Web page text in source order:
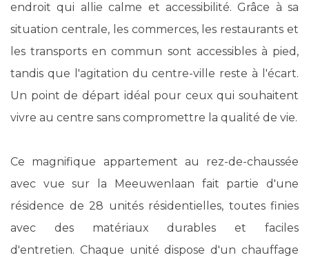
endroit qui allie calme et accessibilité. Grâce à sa
situation centrale, les commerces, les restaurants et
les transports en commun sont accessibles à pied,
tandis que l'agitation du centre-ville reste à l'écart.
Un point de départ idéal pour ceux qui souhaitent
vivre au centre sans compromettre la qualité de vie.
Ce magnifique appartement au rez-de-chaussée
avec vue sur la Meeuwenlaan fait partie d'une
résidence de 28 unités résidentielles, toutes finies
avec des matériaux durables et faciles
d'entretien. Chaque unité dispose d'un chauffage